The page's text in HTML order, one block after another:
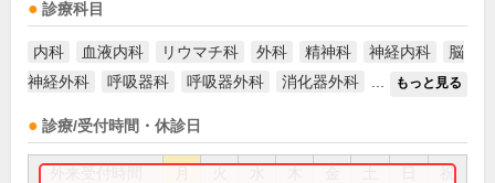
診療科目
内科 血液内科 リウマチ科 外科 精神科 神経内科
脳
神経外科
呼吸器科 呼吸器外科 消化器外科 もっと見る
診療/受付時間・休診日
祝